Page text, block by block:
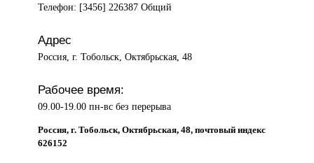
Телефон: [3456] 226387 Общий
Адрес
Россия, г. Тобольск, Октябрьская, 48
Рабочее время:
09.00-19.00 пн-вс без перерыва
Россия, г. Тобольск, Октябрьская, 48, почтовый индекс
626152